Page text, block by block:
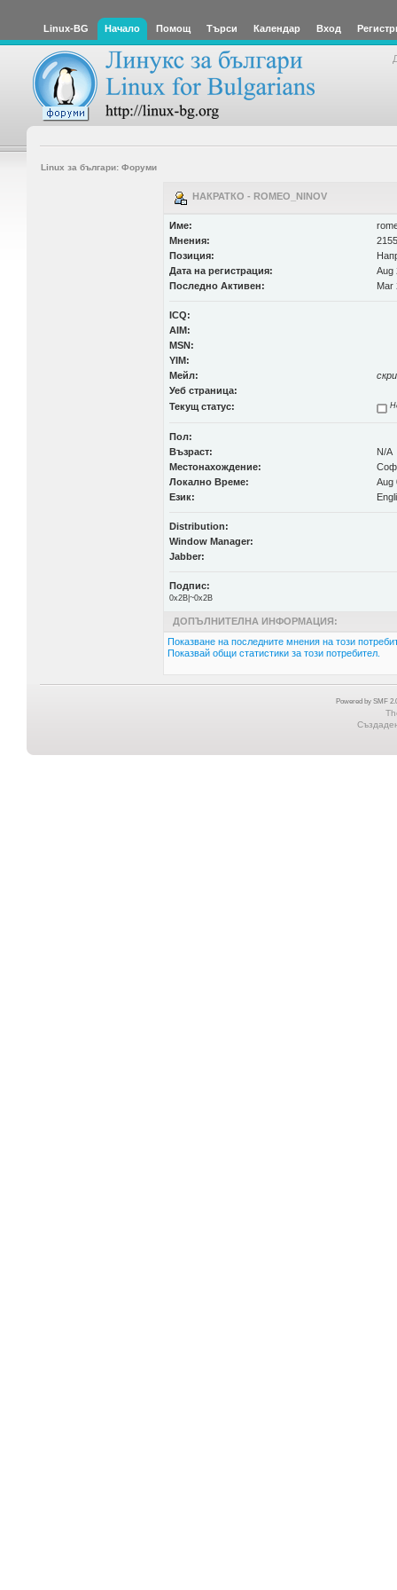
Linux-BG Начало Помощ Търси Календар Вход
Linux за българи: Форуми
НАКРАТКО - ROMEO_NINOV
Име:
Мнения:
Позиция:
Дата на регистрация:
Aug
Последно Активен:
Mar
ICQ:
AIM:
MSN:
YIM:
Мейл:
Уеб страница:
Текущ статус:
Пол:
Възраст:
N/A
Местонахождение:
Локално Време:
Aug
Език:
Distribution:
Window Manager:
Jabber:
Подпис:
0x2B|~0x2B
ДОПЪЛНИТЕЛНА ИНФОРМАЦИЯ:
Показване на последните мнения на този
Показвай общи статистики за този потребител.
Powered by SMF